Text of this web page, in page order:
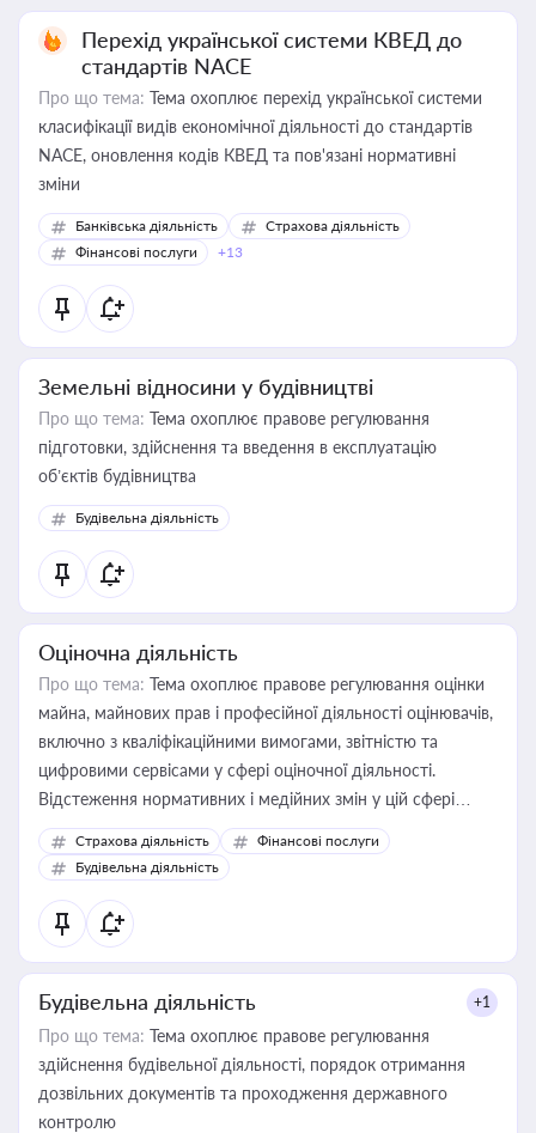
Перехід української системи КВЕД до
стандартів NACE
Про що тема: Тема охоплює перехід української системи
класифікації видів економічної діяльності до стандартів
NACE, оновлення кодів КВЕД та пов'язані нормативні
зміни
Банківська діяльність
Страхова діяльність
Фінансові послуги
+13
Земельні відносини у будівництві
Про що тема: Тема охоплює правове регулювання
підготовки, здійснення та введення в експлуатацію
об’єктів будівництва
Будівельна діяльність
Оціночна діяльність
Про що тема: Тема охоплює правове регулювання оцінки
майна, майнових прав і професійної діяльності оцінювачів,
включно з кваліфікаційними вимогами, звітністю та
цифровими сервісами у сфері оціночної діяльності.
Відстеження нормативних і медійних змін у цій сфері
корисне для власника бізнесу, керівника, юриста або
бухгалтера під час оподаткування, приватизації, оренди
державного майна, корпоративних угод і перевірки
статусу суб'єктів оціночної діяльності
Страхова діяльність
Фінансові послуги
Будівельна діяльність
Будівельна діяльність +1
Про що тема: Тема охоплює правове регулювання
здійснення будівельної діяльності, порядок отримання
дозвільних документів та проходження державного
контролю